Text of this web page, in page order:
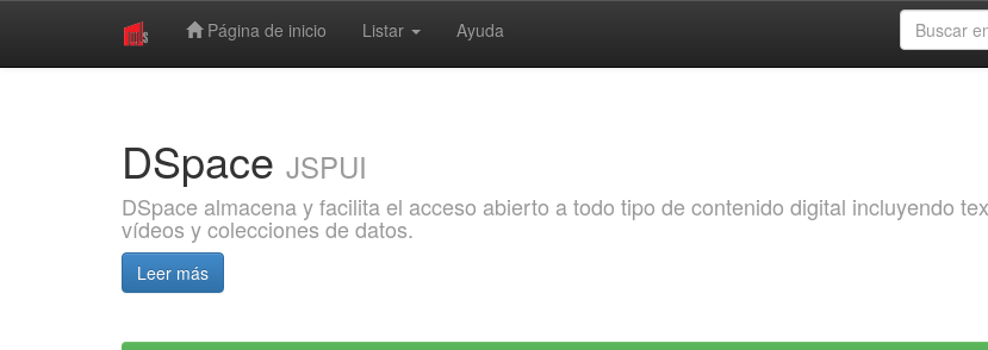
Página de inicio Listar Ayuda
DSpace JSPUI
DSpace almacena y facilita el acceso abierto a todo tipo de contenido digital incluyendo
vídeos y colecciones de datos.
Leer más